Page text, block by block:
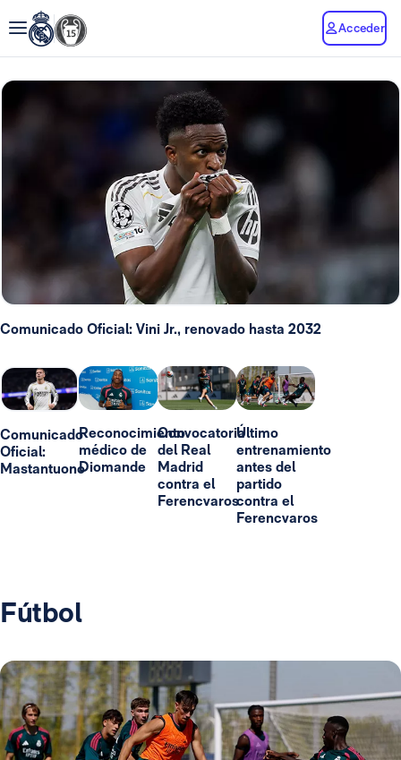
Acceder
Comunicado Oficial: Vini Jr., renovado hasta 2032
Comunicado
Oficial:
Mastantuono
Reconocimiento
médico de
Diomande
Convocatoria
del Real
Madrid
contra el
Ferencvaros
Último
entrenamiento
antes del
partido
contra el
Ferencvaros
Fútbol